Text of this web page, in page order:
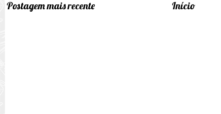
Postagem mais recente Início